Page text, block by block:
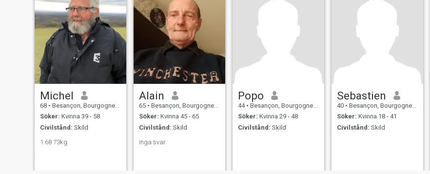
Michel
68 • Besançon, Bourgogne-Franche-Comté, Frankrike
Söker: Kvinna 39 - 58
Civilstånd: Skild
1.68 73kg
Alain
65 • Besançon, Bourgogne-Franche-Comté, Frankrike
Söker: Kvinna 45 - 65
Civilstånd: Skild
Inga svar
Popo
44 • Besançon, Bourgogne-Franche-Comté, Frankrike
Söker: Kvinna 29 - 48
Civilstånd: Skild
Sebastien
40 • Besançon, Bourgogne-Franche-Comté, Frankrike
Söker: Kvinna 18 - 41
Civilstånd: Skild